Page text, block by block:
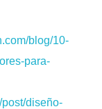
blog/10-
para-
diseño-